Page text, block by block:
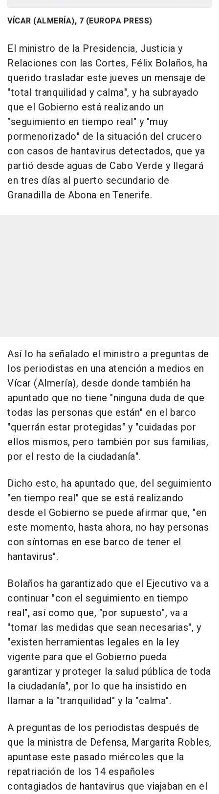
VÍCAR (ALMERÍA), 7 (EUROPA PRESS)
El ministro de la Presidencia, Justicia y
Relaciones con las Cortes, Félix Bolaños, ha
querido trasladar este jueves un mensaje de
"total tranquilidad y calma", y ha subrayado
que el Gobierno está realizando un
"seguimiento en tiempo real" y "muy
pormenorizado" de la situación del crucero
con casos de hantavirus detectados, que ya
partió desde aguas de Cabo Verde y llegará
en tres días al puerto secundario de
Granadilla de Abona en Tenerife.
Así lo ha señalado el ministro a preguntas de
los periodistas en una atención a medios en
Vícar (Almería), desde donde también ha
apuntado que no tiene "ninguna duda de que
todas las personas que están" en el barco
"querrán estar protegidas" y "cuidadas por
ellos mismos, pero también por sus familias,
por el resto de la ciudadanía".
Dicho esto, ha apuntado que, del seguimiento
"en tiempo real" que se está realizando
desde el Gobierno se puede afirmar que, "en
este momento, hasta ahora, no hay personas
con síntomas en ese barco de tener el
hantavirus".
Bolaños ha garantizado que el Ejecutivo va a
continuar "con el seguimiento en tiempo
real", así como que, "por supuesto", va a
"tomar las medidas que sean necesarias", y
"existen herramientas legales en la ley
vigente para que el Gobierno pueda
garantizar y proteger la salud pública de toda
la ciudadanía", por lo que ha insistido en
llamar a la "tranquilidad" y la "calma".
A preguntas de los periodistas después de
que la ministra de Defensa, Margarita Robles,
apuntase este pasado miércoles que la
repatriación de los 14 españoles
contagiados de hantavirus que viajaban en el